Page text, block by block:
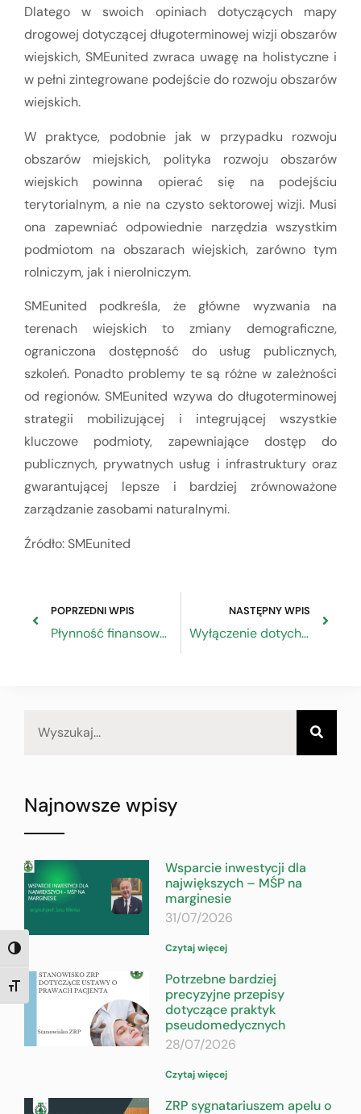
TOGGLE HIGH CONTRAST
TOGGLE FONT SIZE
Dlatego w swoich opiniach dotyczących mapy
drogowej dotyczącej długoterminowej wizji obszarów
wiejskich, SMEunited zwraca uwagę na holistyczne i
w pełni zintegrowane podejście do rozwoju obszarów
wiejskich.
W praktyce, podobnie jak w przypadku rozwoju
obszarów miejskich, polityka rozwoju obszarów
wiejskich powinna opierać się na podejściu
terytorialnym, a nie na czysto sektorowej wizji. Musi
ona zapewniać odpowiednie narzędzia wszystkim
podmiotom na obszarach wiejskich, zarówno tym
rolniczym, jak i nierolniczym.
SMEunited podkreśla, że główne wyzwania na
terenach wiejskich to zmiany demograficzne,
ograniczona dostępność do usług publicznych,
szkoleń. Ponadto problemy te są różne w zależności
od regionów. SMEunited wzywa do długoterminowej
strategii mobilizującej i integrującej wszystkie
kluczowe podmioty, zapewniające dostęp do
publicznych, prywatnych usług i infrastruktury oraz
gwarantującej lepsze i bardziej zrównoważone
zarządzanie zasobami naturalnymi.
Źródło: SMEunited
POPRZEDNI WPIS
Płynność finansowa organizacji MŚP w drugiej fazie kryzysu COVID
NASTĘPNY WPIS
Wyłączenie dotychczasowego środowiska do przesyłania danych JPK
Najnowsze wpisy
Wsparcie inwestycji dla
największych – MŚP na
marginesie
31/07/2026
Czytaj więcej
Potrzebne bardziej
precyzyjne przepisy
dotyczące praktyk
pseudomedycznych
28/07/2026
Czytaj więcej
ZRP sygnatariuszem apelu o